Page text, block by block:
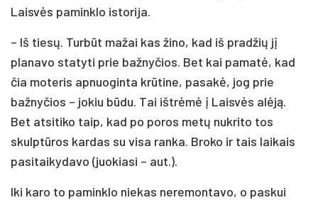
Laisvės paminklo istorija.
– Iš tiesų. Turbūt mažai kas žino, kad iš pradžių jį
planavo statyti prie bažnyčios. Bet kai pamatė, kad
čia moteris apnuoginta krūtine, pasakė, jog prie
bažnyčios – jokiu būdu. Tai ištrėmė į Laisvės alėją.
Bet atsitiko taip, kad po poros metų nukrito tos
skulptūros kardas su visa ranka. Broko ir tais laikais
pasitaikydavo (juokiasi – aut.).
Iki karo to paminklo niekas neremontavo, o paskui